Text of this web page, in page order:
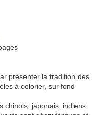
présenter la tradition des
à colorier, sur fond
chinois, japonais, indiens,